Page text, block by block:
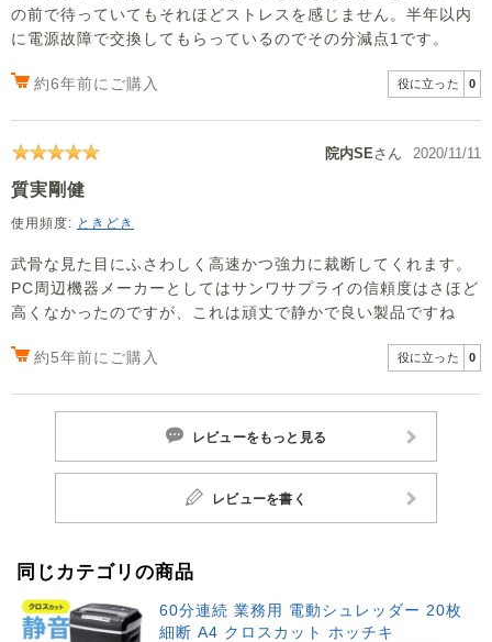
の前で待っていてもそれほどストレスを感じません。半年以内
に電源故障で交換してもらっているのでその分減点1です。
約6年前にご購入 役に立った 0
院内SEさん 2020/11/11
質実剛健
使用頻度: ときどき
武骨な見た目にふさわしく高速かつ強力に裁断してくれます。
PC周辺機器メーカーとしてはサンワサプライの信頼度はさほど
高くなかったのですが、これは頑丈で静かで良い製品ですね
約5年前にご購入 役に立った 0
レビューをもっと見る
レビューを書く
同じカテゴリの商品
60分連続 業務用 電動シュレッダー 20枚
細断 A4 クロスカット ホッチキ